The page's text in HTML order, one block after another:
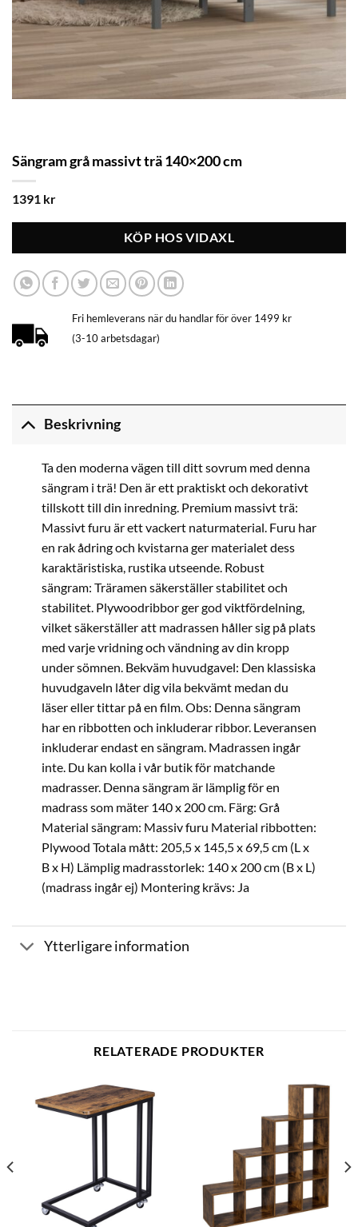
Sängram grå massivt trä 140×200 cm
1391 kr
KÖP HOS VIDAXL
Fri hemleverans när du handlar för över 1499 kr
(3-10 arbetsdagar)
Beskrivning
Ta den moderna vägen till ditt sovrum med denna
sängram i trä! Den är ett praktiskt och dekorativt
tillskott till din inredning. Premium massivt trä:
Massivt furu är ett vackert naturmaterial. Furu har
en rak ådring och kvistarna ger materialet dess
karaktäristiska, rustika utseende. Robust
sängram: Träramen säkerställer stabilitet och
stabilitet. Plywoodribbor ger god viktfördelning,
vilket säkerställer att madrassen håller sig på plats
med varje vridning och vändning av din kropp
under sömnen. Bekväm huvudgavel: Den klassiska
huvudgaveln låter dig vila bekvämt medan du
läser eller tittar på en film. Obs: Denna sängram
har en ribbotten och inkluderar ribbor. Leveransen
inkluderar endast en sängram. Madrassen ingår
inte. Du kan kolla i vår butik för matchande
madrasser. Denna sängram är lämplig för en
madrass som mäter 140 x 200 cm. Färg: Grå
Material sängram: Massiv furu Material ribbotten:
Plywood Totala mått: 205,5 x 145,5 x 69,5 cm (L x
B x H) Lämplig madrasstorlek: 140 x 200 cm (B x L)
(madrass ingår ej) Montering krävs: Ja
Ytterligare information
RELATERADE PRODUKTER